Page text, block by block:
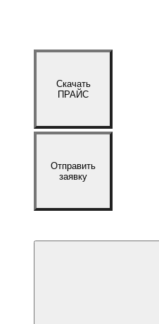
Скачать
ПРАЙС
Отправить
заявку